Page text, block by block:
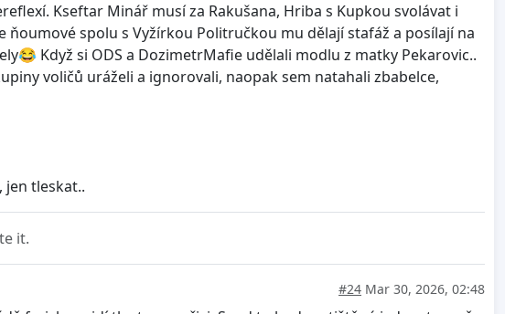
Kseftar Minář musí za Rakušana, Hriba s Kupkou svolávat i
spolu s Vyžírkou Politručkou mu dělají stafáž a posílají na
Když si ODS a DozimetrMafie udělali modlu z matky Pekarovic..
voličů uráželi a ignorovali, naopak sem natahali zbabelce,
jen tleskat..
it.
#24 Mar 30, 2026, 02:48